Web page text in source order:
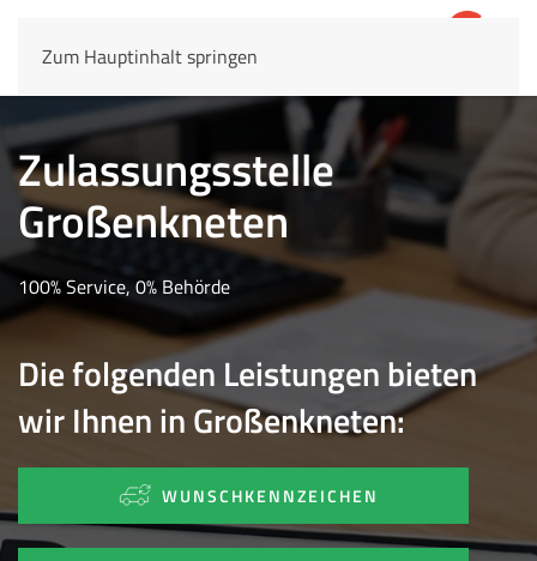
Zum Hauptinhalt springen
Zulassungsstelle
Großenkneten
100% Service, 0% Behörde
Die folgenden Leistungen bieten
wir Ihnen in Großenkneten:
WUNSCHKENNZEICHEN